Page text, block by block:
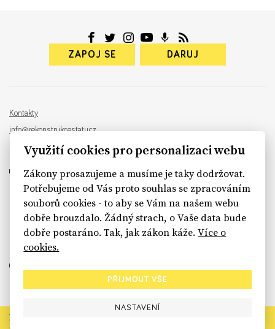
ZAPOJ SE DARUJ
Kontakty
info@rekonstrukcestatu.cz
Návrh a vývoj: Sinfin , ilustrace:
sinfin.digital
Rekonstrukce státu končí. Její členské organizace však dál
Využití cookies pro personalizaci webu
Zákony prosazujeme a musíme je taky dodržovat.
Potřebujeme od Vás proto souhlas se zpracováním
souborů cookies - to aby se Vám na našem webu
dobře brouzdalo. Žádný strach, o Vaše data bude
dobře postaráno. Tak, jak zákon káže.Více o
cookies.
PŘIJMOUT VŠE
NASTAVENÍ